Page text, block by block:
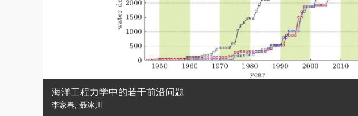
海洋工程力学中的若干前沿问题
李家春 聂冰川